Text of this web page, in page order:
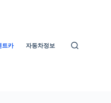
트카 자동차정보